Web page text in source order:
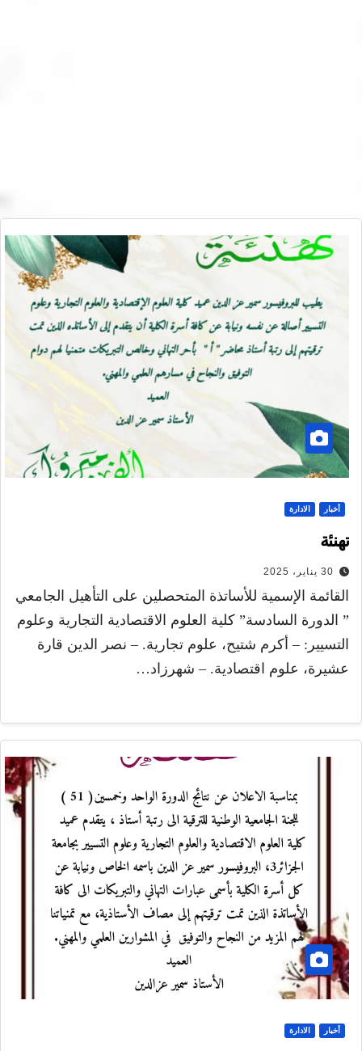
أخبار الادارة
تهنئة
30 يناير، 2025
القائمة الإسمية للأساتذة المتحصلين على التأهيل الجامعي
” الدورة السادسة” كلية العلوم الاقتصادية التجارية وعلوم
التسيير: – أكرم شتيح، علوم تجارية. – نصر الدين قارة
عشيرة، علوم اقتصادية. – شهرزاد…
أخبار الادارة